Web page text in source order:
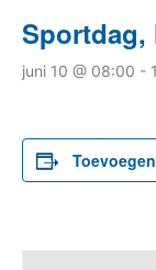
Sportdag,
juni 10 @ 08:00 -